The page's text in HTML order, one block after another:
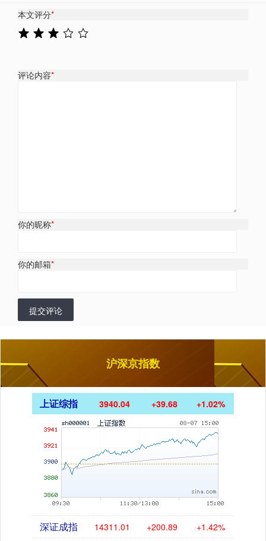
本文评分*
评论内容*
你的昵称*
你的邮箱*
提交评论
沪深京指数
上证综指 3940.04 +39.68 +1.02%
深证成指 14311.01 +200.89 +1.42%